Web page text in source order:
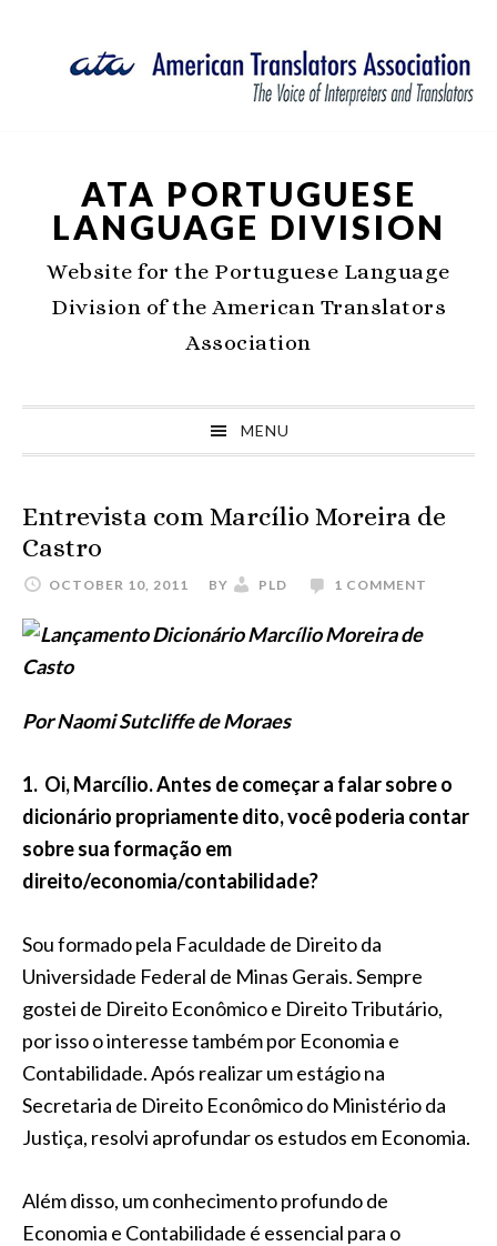
ATA PORTUGUESE
LANGUAGE DIVISION
Website for the Portuguese Language
Division of the American Translators
Association
MENU
Entrevista com Marcílio Moreira de
Castro
OCTOBER 10, 2011 BY PLD 1 COMMENT
Por Naomi Sutcliffe de Moraes
1. Oi, Marcílio. Antes de começar a falar sobre o
dicionário propriamente dito, você poderia contar
sobre sua formação em
direito/economia/contabilidade?
Sou formado pela Faculdade de Direito da
Universidade Federal de Minas Gerais. Sempre
gostei de Direito Econômico e Direito Tributário,
por isso o interesse também por Economia e
Contabilidade. Após realizar um estágio na
Secretaria de Direito Econômico do Ministério da
Justiça, resolvi aprofundar os estudos em Economia.
Além disso, um conhecimento profundo de
Economia e Contabilidade é essencial para o